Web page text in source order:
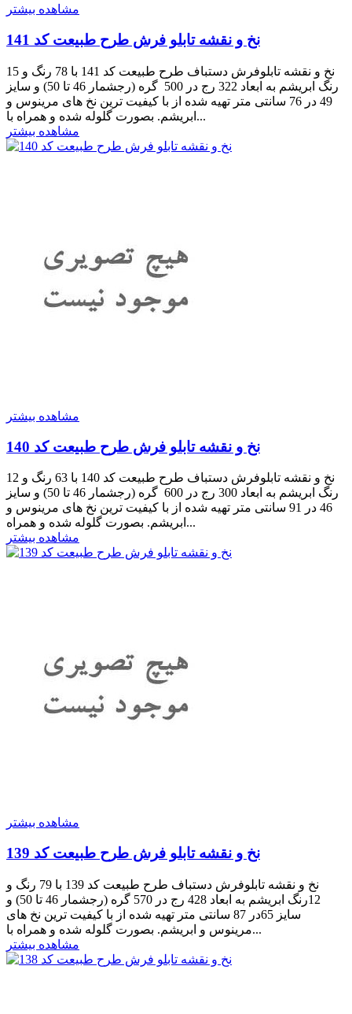
مشاهده بیشتر
نخ و نقشه تابلو فرش طرح طبیعت کد 141
نخ و نقشه تابلوفرش دستباف طرح طبیعت کد 141 با 78 رنگ و 15
رنگ ابریشم به ابعاد 322 رج در 500 گره (رجشمار 46 تا 50) و سایز
49 در 76 سانتی متر تهیه شده از با کیفیت ترین نخ های مرینوس و
ابریشم. بصورت گلوله شده و همراه با...
مشاهده بیشتر
مشاهده بیشتر
نخ و نقشه تابلو فرش طرح طبیعت کد 140
نخ و نقشه تابلوفرش دستباف طرح طبیعت کد 140 با 63 رنگ و 12
رنگ ابریشم به ابعاد 300 رج در 600 گره (رجشمار 46 تا 50) و سایز
46 در 91 سانتی متر تهیه شده از با کیفیت ترین نخ های مرینوس و
ابریشم. بصورت گلوله شده و همراه...
مشاهده بیشتر
مشاهده بیشتر
نخ و نقشه تابلو فرش طرح طبیعت کد 139
نخ و نقشه تابلوفرش دستباف طرح طبیعت کد 139 با 79 رنگ و
12رنگ ابریشم به ابعاد 428 رج در 570 گره (رجشمار 46 تا 50) و
سایز 65در 87 سانتی متر تهیه شده از با کیفیت ترین نخ های
مرینوس و ابریشم. بصورت گلوله شده و همراه با...
مشاهده بیشتر